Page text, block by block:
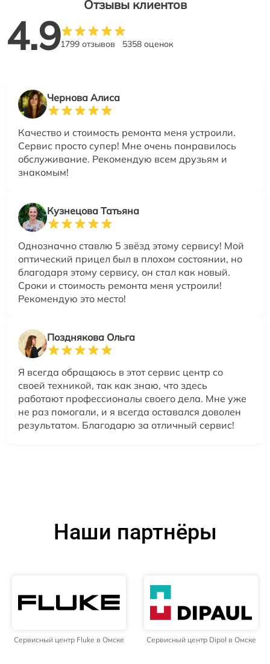
Отзывы клиентов
4.91799 отзывов 5358 оценок
Чернова Алиса
Качество и стоимость ремонта меня устроили.
Сервис просто супер! Мне очень понравилось
обслуживание. Рекомендую всем друзьям и
знакомым!
Кузнецова Татьяна
Однозначно ставлю 5 звёзд этому сервису! Мой
оптический прицел был в плохом состоянии, но
благодаря этому сервису, он стал как новый.
Сроки и стоимость ремонта меня устроили!
Рекомендую это место!
Позднякова Ольга
Я всегда обращаюсь в этот сервис центр со
своей техникой, так как знаю, что здесь
работают профессионалы своего дела. Мне уже
не раз помогали, и я всегда оставался доволен
результатом. Благодарю за отличный сервис!
Наши партнёры
Сервисный центр Fluke в Омске Сервисный центр Dipol в Омске